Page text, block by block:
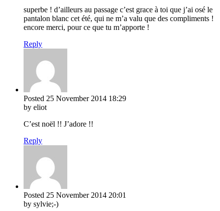
superbe ! d’ailleurs au passage c’est grace à toi que j’ai osé le
pantalon blanc cet été, qui ne m’a valu que des compliments !
encore merci, pour ce que tu m’apporte !
Reply
Posted 25 November 2014 18:29
by eliot
C’est noël !! J’adore !!
Reply
Posted 25 November 2014 20:01
by sylvie;-)